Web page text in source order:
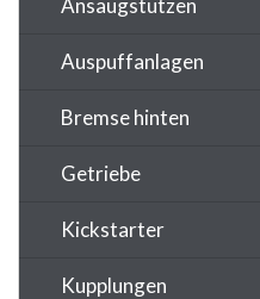
Auspuffanlagen
Bremse hinten
Getriebe
Kickstarter
Kupplungen